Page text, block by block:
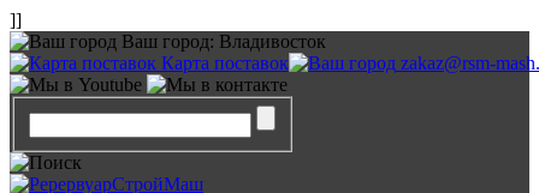
]]
Ваш город: Владивосток
Карта поставок
zakaz@rsm-